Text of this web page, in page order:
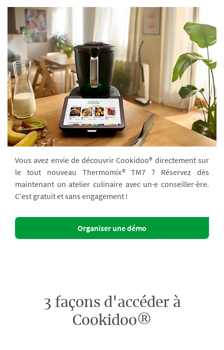
Vous avez envie de découvrir Cookidoo® directement sur
le tout nouveau Thermomix® TM7 ? Réservez dès
maintenant un atelier culinaire avec un·e conseiller·ère.
C'est gratuit et sans engagement !
Organiser une démo
3 façons d'accéder à
Cookidoo®